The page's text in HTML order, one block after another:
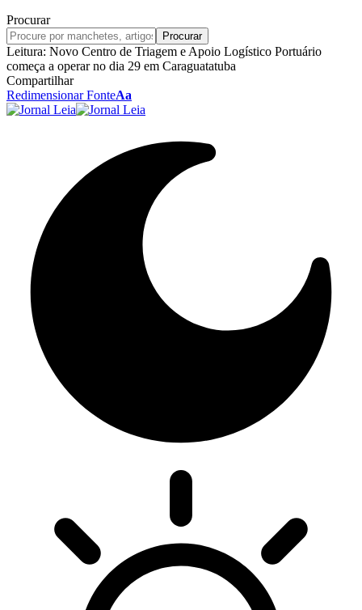
Procurar
Leitura: Novo Centro de Triagem e Apoio Logístico Portuário
começa a operar no dia 29 em Caraguatatuba
Compartilhar
Redimensionar FonteAa